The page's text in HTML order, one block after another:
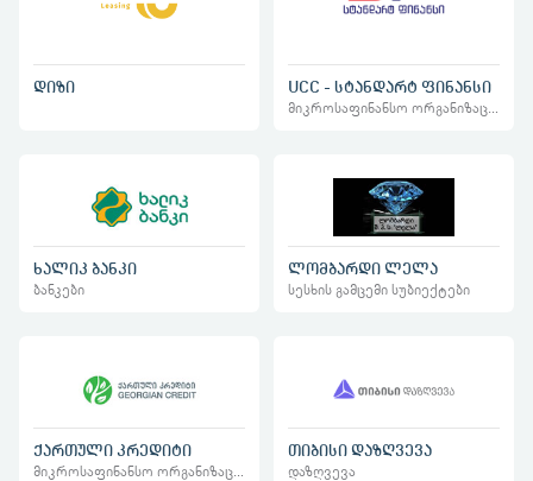
დიზი UCC - სტანდარტ ფინანსი
ხალიკ ბანკი
ბანკები
ლომბარდი ლელა
სესხის გამცემი სუბიექტები
ქართული კრედიტი თიბისი დაზღვევა
დაზღვევა